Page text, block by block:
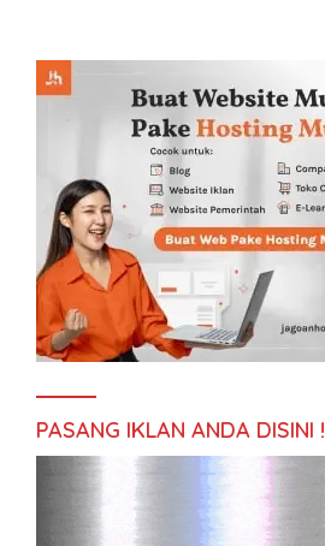
PASANG IKLAN ANDA DISINI !